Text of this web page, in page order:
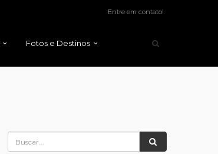
Entre em contato!
Fotos e Destinos